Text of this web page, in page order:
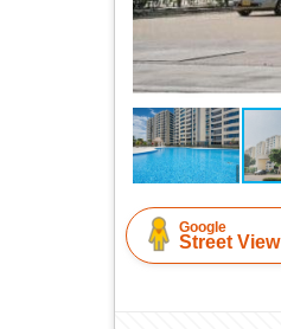
Google
Street View